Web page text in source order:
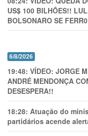
US$ 100 BILHÕES!!
BOLSONARO SE
6/8/2026
19:48: VÍDEO: JORGE
ANDRÉ MENDONÇA
DESESPERA!!
18:28: Atuação do
partidários acende